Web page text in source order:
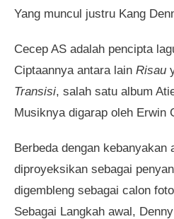
Yang muncul justru Kang
Cecep AS adalah pencipta
Ciptaannya antara lain Risau
Transisi, salah satu album
Musiknya digarap oleh Erwin
Berbeda dengan kebanyakan
diproyeksikan sebagai
digembleng sebagai calon
Sebagai Langkah awal,